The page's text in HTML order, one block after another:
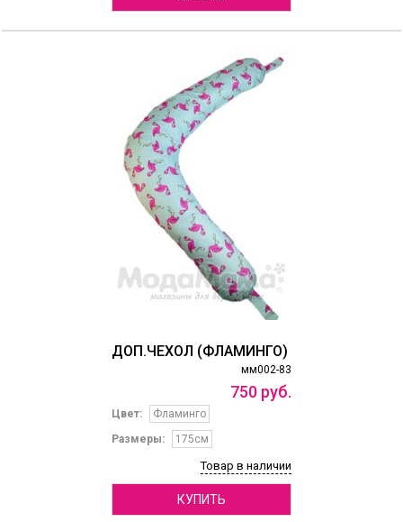
ДОП.ЧЕХОЛ (ФЛАМИНГО)
мм002-83
750 руб.
Цвет:
Фламинго
Размеры:
175см
Товар в наличии
КУПИТЬ